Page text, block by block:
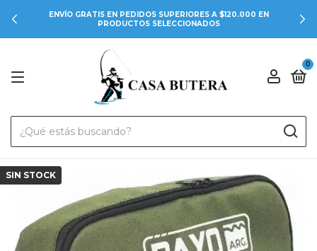
ENVÍO GRATIS EN PEDIDOS SUPERIORES A $120.000 EN
PRODUCTOS SELECCIONADOS
0
SIN STOCK